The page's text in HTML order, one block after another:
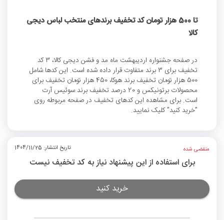
تا 500 هزار تومان کد تخفیف برندهای منتخب لباس دیجی
کالا
در صفحه جشنواره اردیبهشت ماه مد و فشن دیجی کالا، 3 کد
تخفیف برای 3 برند متفاوت قرار داده شده است. این کدها شامل
500 هزار تومان تخفیف برند هوکا، 450 هزار تومان تخفیف برای
محصولات برتونیکس و 20 درصد تخفیف برند سوئیس آرت
است. برای مشاهده این کدهای تخفیف در صفحه مربوطه روی
"خرید کنید" کلیک نمایید.
منقضی شده تاریخ انتشار: 1404/11/25
برای استفاده از این پیشنهاد نیاز به کد تخفیف نیست
خرید کنید